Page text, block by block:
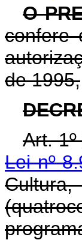
O
confere
de 1995,
Art.
Lei nº